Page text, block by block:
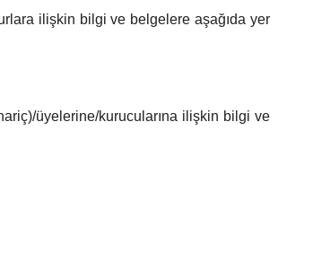
ilişkin bilgi ve belgelere aşağıda yer
üyelerine/kurucularına ilişkin bilgi ve